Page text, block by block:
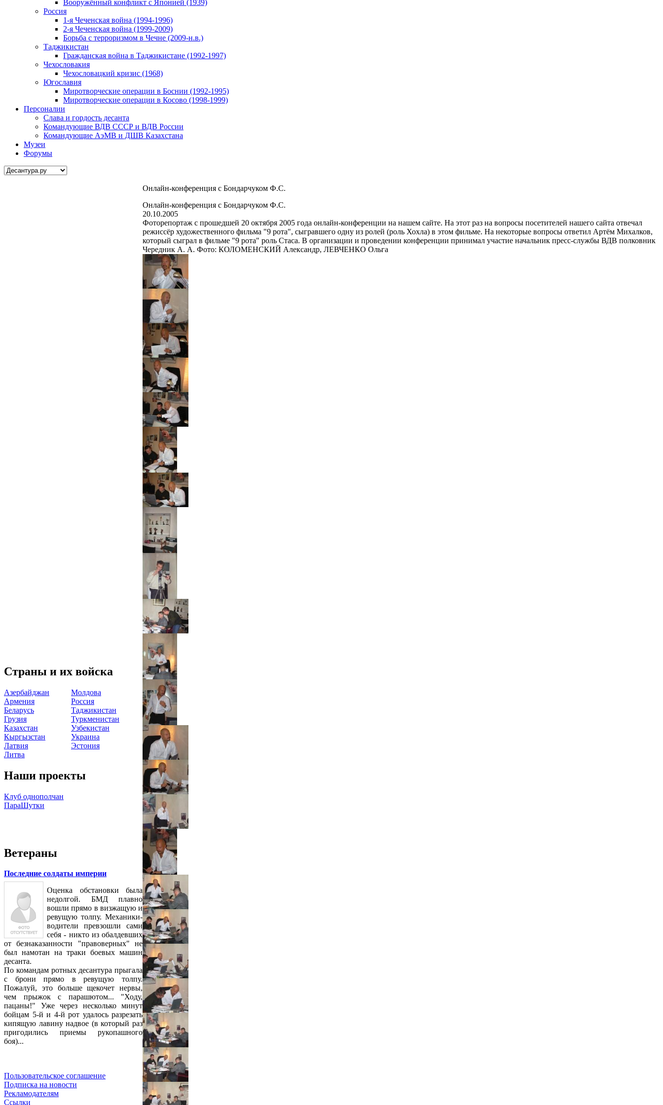
Вооружённый конфликт с Японией (1939)
Россия
1-я Чеченская война (1994-1996)
2-я Чеченская война (1999-2009)
Борьба с терроризмом в Чечне (2009-н.в.)
Таджикистан
Гражданская война в Таджикистане (1992-1997)
Чехословакия
Чехословацкий кризис (1968)
Югославия
Миротворческие операции в Боснии (1992-1995)
Миротворческие операции в Косово (1998-1999)
Персоналии
Слава и гордость десанта
Командующие ВДВ СССР и ВДВ России
Командующие АэМВ и ДШВ Казахстана
Музеи
Форумы
Страны и их войска
Азербайджан
Армения
Беларусь
Грузия
Казахстан
Кыргызстан
Латвия
Литва
Молдова
Россия
Таджикистан
Туркменистан
Узбекистан
Украина
Эстония
Наши проекты
Клуб однополчан
ПараШутки
Ветераны
Последние солдаты империи
Оценка обстановки была
недолгой. БМД плавно
вошли прямо в визжащую и
ревущую толпу. Механики-
водители превзошли сами
себя - никто из обалдевших
от безнаказанности "правоверных" не
был намотан на траки боевых машин
десанта.
По командам ротных десантура прыгала
с брони прямо в ревущую толпу.
Пожалуй, это больше щекочет нервы,
чем прыжок с парашютом... "Ходу,
пацаны!" Уже через несколько минут
бойцам 5-й и 4-й рот удалось разрезать
кипящую лавину надвое (в который раз
пригодились приемы рукопашного
боя)...
Пользовательское соглашение
Подписка на новости
Рекламодателям
Ссылки
Онлайн-конференция с Бондарчуком Ф.С.
Онлайн-конференция с Бондарчуком Ф.С.
20.10.2005
Фоторепортаж с прошедшей 20 октября 2005 года онлайн-конференции на нашем сайте. На этот раз на вопросы посетителей нашего сайта отвечал
режиссёр художественного фильма "9 рота", сыгравшего одну из ролей (роль Хохла) в этом фильме. На некоторые вопросы ответил Артём Михалков,
который сыграл в фильме "9 рота" роль Стаса. В организации и проведении конференции принимал участие начальник пресс-службы ВДВ полковник
Чередник А. А. Фото: КОЛОМЕНСКИЙ Александр, ЛЕВЧЕНКО Ольга